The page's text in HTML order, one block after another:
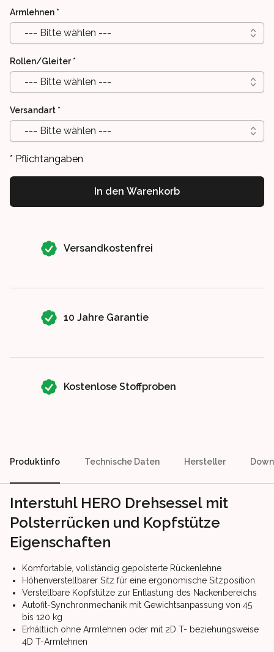
Armlehnen *
--- Bitte wählen ---
Rollen/Gleiter *
--- Bitte wählen ---
Versandart *
--- Bitte wählen ---
* Pflichtangaben
In den Warenkorb
Versandkostenfrei
10 Jahre Garantie
Kostenlose Stoffproben
Produktinfo Technische Daten Hersteller
Interstuhl HERO Drehsessel mit
Polsterrücken und Kopfstütze
Eigenschaften
Komfortable, vollständig gepolsterte Rückenlehne
Höhenverstellbarer Sitz für eine ergonomische Sitzposition
Verstellbare Kopfstütze zur Entlastung des Nackenbereichs
Autofit-Synchronmechanik mit Gewichtsanpassung von 45
bis 120 kg
Erhältlich ohne Armlehnen oder mit 2D T- beziehungsweise
4D T-Armlehnen